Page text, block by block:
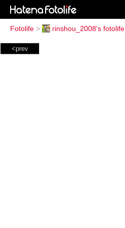
Fotolife > rinshou_2008's fotolife
<prev